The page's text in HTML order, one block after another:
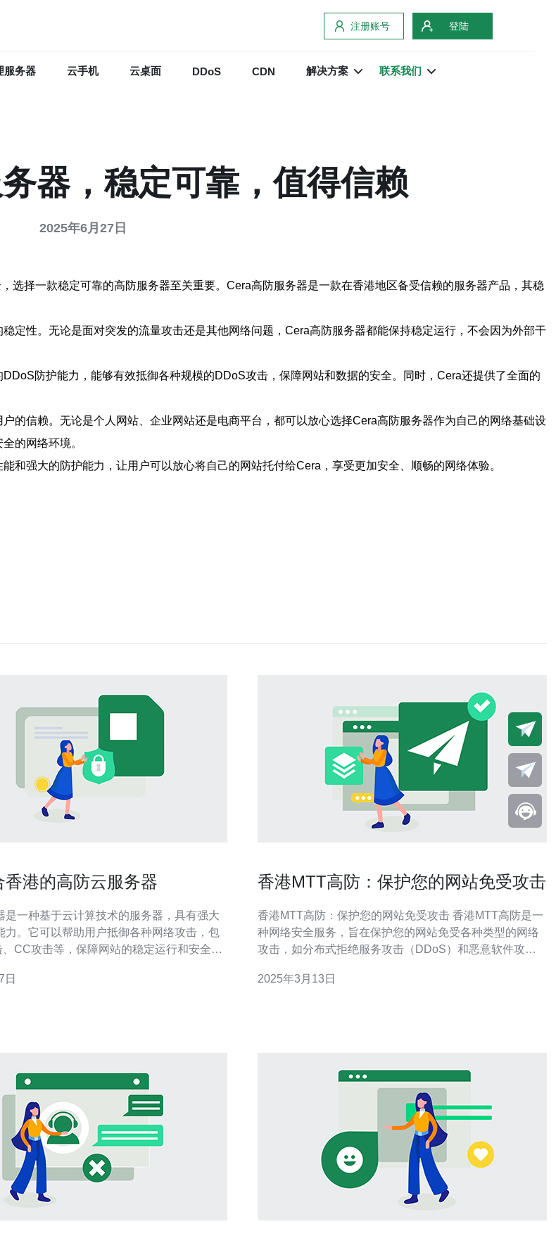
注册账号 登陆
服务器 云手机 云桌面 DDoS CDN 解决方案 联系我们
器，稳定可靠，值得信赖
2025年6月27日
选择一款稳定可靠的高防服务器至关重要。Cera高防服务器是一款在香港地区备受信赖的服务器产品，其稳
定性。无论是面对突发的流量攻击还是其他网络问题，Cera高防服务器都能保持稳定运行，不会因为外部干
防护能力，能够有效抵御各种规模的DDoS攻击，保障网站和数据的安全。同时，Cera还提供了全面的
的信赖。无论是个人网站、企业网站还是电商平台，都可以放心选择Cera高防服务器作为自己的网络基础设
的网络环境。
和强大的防护能力，让用户可以放心将自己的网站托付给Cera，享受更加安全、顺畅的网络体验。
香港的高防云服务器
是一种基于云计算技术的服务器，具有强大
力。它可以帮助用户抵御各种网络攻击，包
CC攻击等，保障网站的稳定运行和安全
港作为国际金融中心和亚太
日
香港MTT高防：保护您的网站免受攻击
香港MTT高防：保护您的网站免受攻击 香港MTT高防是一
种网络安全服务，旨在保护您的网站免受各种类型的网络
攻击，如分布式拒绝服务攻击（DDoS）和恶意软件攻
始终保持在线和可用。 1. 强大的防御能力：香港MTT高防
2025年3月13日